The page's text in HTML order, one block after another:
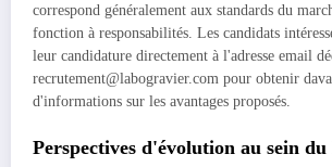
correspond généralement aux standards du
fonction à responsabilités. Les candidats
leur candidature directement à l'adresse email
recrutement@labogravier.com pour obtenir
d'informations sur les avantages proposés.
Perspectives d'évolution au sein